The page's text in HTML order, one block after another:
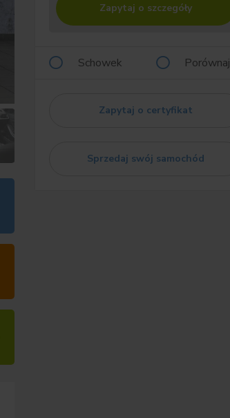
Zapytaj o szczegóły
Schowek Porównaj
Zapytaj o certyfikat
Sprzedaj swój samochód